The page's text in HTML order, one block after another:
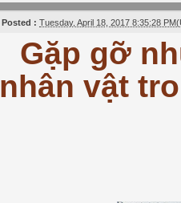
Posted : Tuesday, April 18, 2017 8:35:28
Gặp gỡ
nhân vật